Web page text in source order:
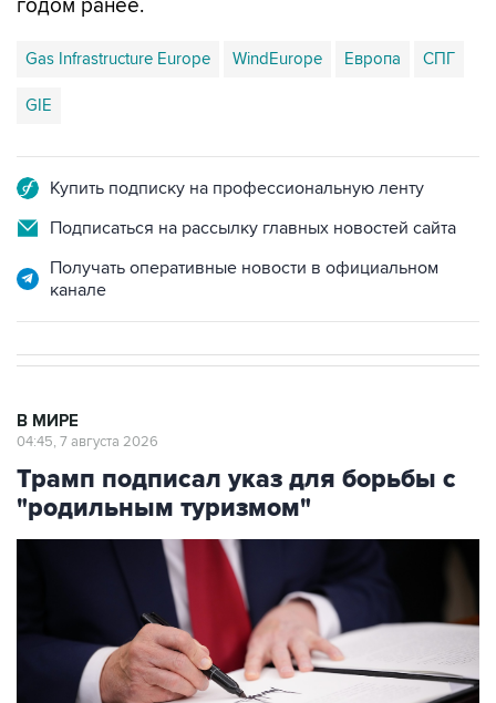
годом ранее.
Gas Infrastructure Europe WindEurope Европа СПГ
GIE
Купить подписку на профессиональную ленту
Подписаться на рассылку главных новостей сайта
Получать оперативные новости в официальном
канале
В МИРЕ
04:45, 7 августа 2026
Трамп подписал указ для борьбы с
"родильным туризмом"